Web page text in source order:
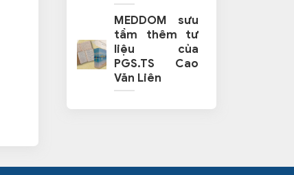
MEDDOM sưu
tầm thêm tư
liệu của
PGS.TS Cao
Văn Liên